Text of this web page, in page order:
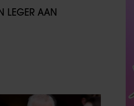
LEGER AAN